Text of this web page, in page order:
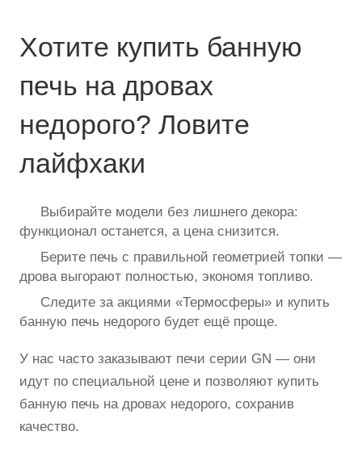
Хотите купить банную
печь на дровах
недорого? Ловите
лайфхаки
Выбирайте модели без лишнего декора:
функционал останется, а цена снизится.
Берите печь с правильной геометрией топки —
дрова выгорают полностью, экономя топливо.
Следите за акциями «Термосферы» и купить
банную печь недорого будет ещё проще.
У нас часто заказывают печи серии GN — они
идут по специальной цене и позволяют купить
банную печь на дровах недорого, сохранив
качество.